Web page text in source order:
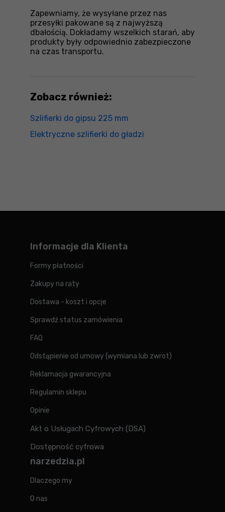
Zapewniamy, że wysyłane przez nas
przesyłki pakowane są z najwyższą
dbałością. Dokładamy wszelkich starań, aby
produkty były odpowiednio zabezpieczone
na czas transportu.
Zobacz również:
Szlifierki do gipsu 225 mm
Elektryczne szlifierki do gładzi
Informacje dla Klienta
Formy płatności
Zakupy na raty
Dostawa - koszt i opcje
Sprawdź status zamówienia
FAQ
Odstąpienie od umowy (wymiana lub zwrot)
Reklamacja gwarancyjna
Regulamin sklepu
Opinie
Akt o Usługach Cyfrowych (DSA)
Dostępność cyfrowa
narzedzia.pl
Dlaczego my
O nas